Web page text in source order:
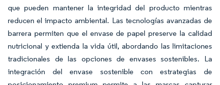
que pueden mantener la integridad del producto mientras
reducen el impacto ambiental. Las tecnologías avanzadas de
barrera permiten que el envase de papel preserve la calidad
nutricional y extienda la vida útil, abordando las limitaciones
tradicionales de las opciones de envases sostenibles. La
integración del envase sostenible con estrategias de